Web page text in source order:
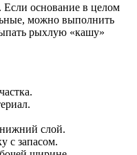
Если основание в целом
можно выполнить
рыхлую «кашу»
слой.
с запасом.